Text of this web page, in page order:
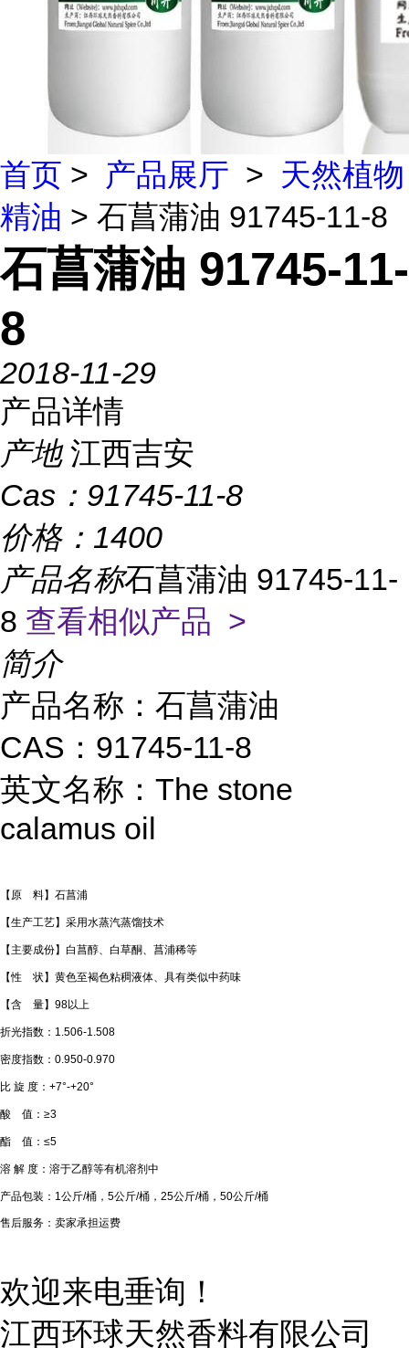
首页 > 产品展厅 > 天然植物
精油 > 石菖蒲油 91745-11-8
石菖蒲油 91745-11-
8
2018-11-29
产品详情
产地 江西吉安
Cas： 91745-11-8
价格： 1400
产品名称石菖蒲油 91745-11-
8 查看相似产品 >
简介
产品名称：石菖蒲油
CAS：91745-11-8
英文名称：The stone
calamus oil
【原 料】石菖浦
【生产工艺】采用水蒸汽蒸馏技术
【主要成份】白菖醇、白草酮、菖浦稀等
【性 状】黄色至褐色粘稠液体、具有类似中药味
【含 量】98以上
折光指数：1.506-1.508
密度指数：0.950-0.970
比 旋 度：+7°-+20°
酸 值：≥3
酯 值：≤5
溶 解 度：溶于乙醇等有机溶剂中
产品包装：1公斤/桶，5公斤/桶，25公斤/桶，50公斤/桶
售后服务：卖家承担运费
欢迎来电垂询！
江西环球天然香料有限公司